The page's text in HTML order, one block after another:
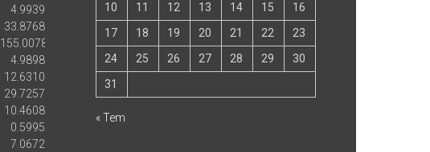
4.9939
33.8768
155.0078
4.9898
12.6310
29.7257
10.4608
0.5995
7.0672
10
11 12 13 14 15
16
17
18 19 20 21 22
23
24
25 26 27 28 29
30
31
« Tem